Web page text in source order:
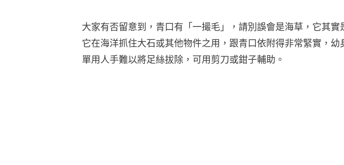
大家有否留意到，青口有「一撮毛」，請別誤會是海草，它其實
它在海洋抓住大石或其他物件之用，跟青口依附得非常緊實，幼
單用人手難以將足絲拔除，可用剪刀或鉗子輔助。